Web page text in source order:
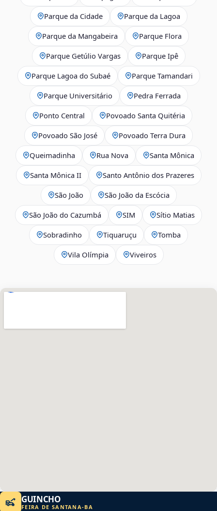
Parque da Cidade Parque da Lagoa
Parque da Mangabeira Parque Flora
Parque Getúlio Vargas Parque Ipê
Parque Lagoa do Subaé Parque Tamandari
Parque Universitário Pedra Ferrada
Ponto Central Povoado Santa Quitéria
Povoado São José Povoado Terra Dura
Queimadinha Rua Nova Santa Mônica
Santa Mônica II Santo Antônio dos Prazeres
São João São João da Escócia
São João do Cazumbá SIM Sítio Matias
Sobradinho Tiquaruçu Tomba
Vila Olímpia Viveiros
GUINCHO
FEIRA DE SANTANA-BA